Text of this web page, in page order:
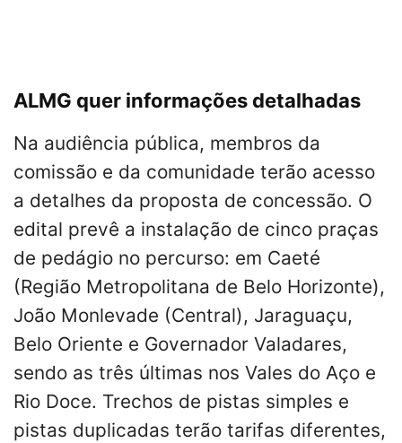
ALMG quer informações detalhadas
Na audiência pública, membros da
comissão e da comunidade terão acesso
a detalhes da proposta de concessão. O
edital prevê a instalação de cinco praças
de pedágio no percurso: em Caeté
(Região Metropolitana de Belo Horizonte),
João Monlevade (Central), Jaraguaçu,
Belo Oriente e Governador Valadares,
sendo as três últimas nos Vales do Aço e
Rio Doce. Trechos de pistas simples e
pistas duplicadas terão tarifas diferentes,